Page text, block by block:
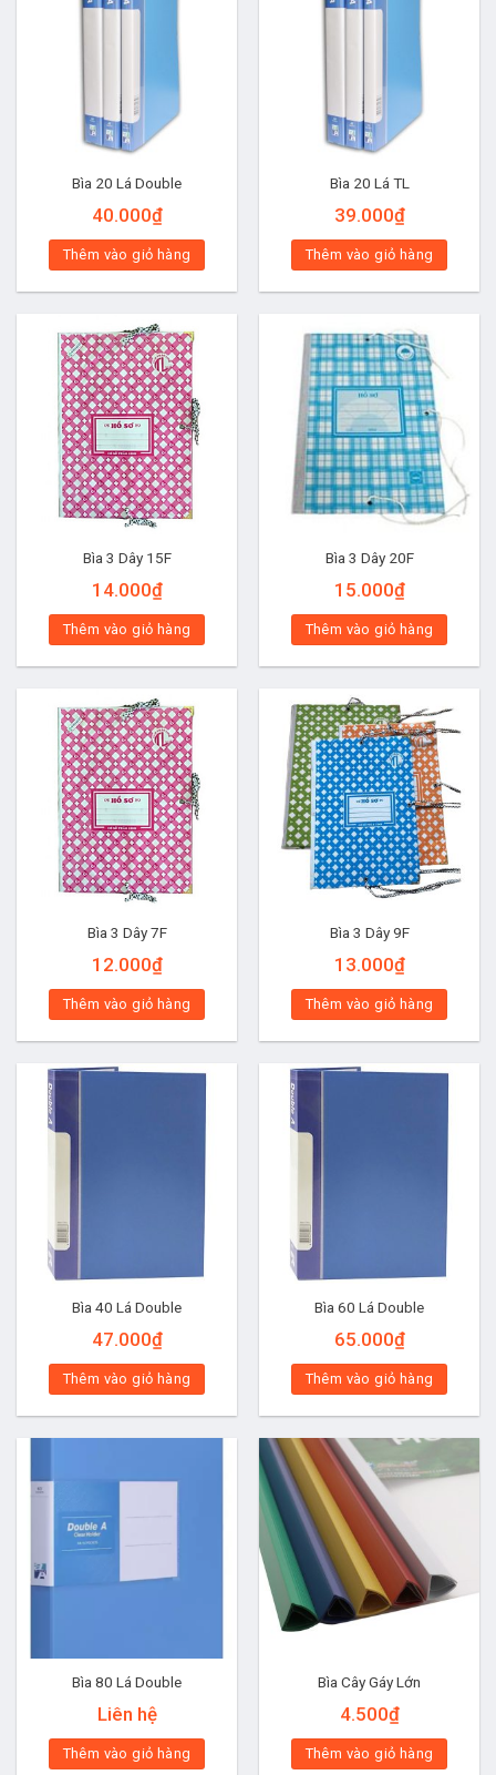
Bìa 20 Lá Double
40.000₫
Thêm vào giỏ hàng
Bìa 20 Lá TL
39.000₫
Thêm vào giỏ hàng
Bìa 3 Dây 15F
14.000₫
Thêm vào giỏ hàng
Bìa 3 Dây 20F
15.000₫
Thêm vào giỏ hàng
Bìa 3 Dây 7F
12.000₫
Thêm vào giỏ hàng
Bìa 3 Dây 9F
13.000₫
Thêm vào giỏ hàng
Bìa 40 Lá Double
47.000₫
Thêm vào giỏ hàng
Bìa 60 Lá Double
65.000₫
Thêm vào giỏ hàng
Bìa 80 Lá Double
Liên hệ
Thêm vào giỏ hàng
Bìa Cây Gáy Lớn
4.500₫
Thêm vào giỏ hàng